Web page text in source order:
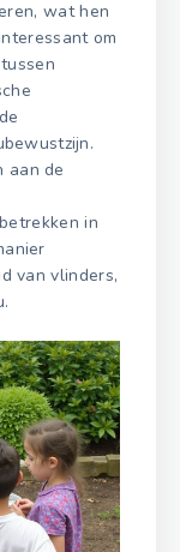
wat hen
om
aan de
in
van vlinders,